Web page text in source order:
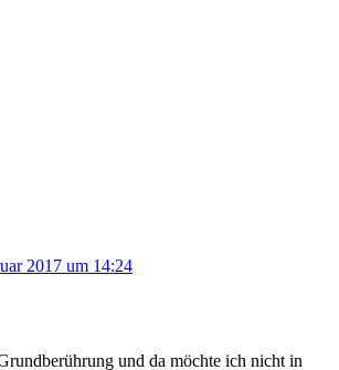
2017 um 14:24
und da möchte ich nicht in